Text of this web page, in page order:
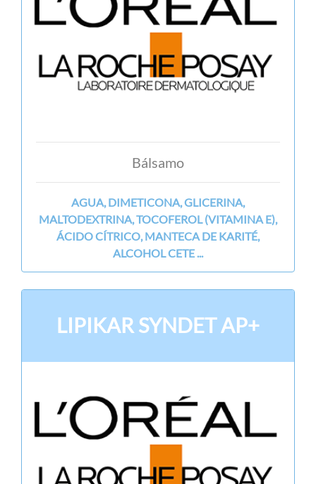
Bálsamo
AGUA, DIMETICONA, GLICERINA,
MALTODEXTRINA, TOCOFEROL (VITAMINA E),
ÁCIDO CÍTRICO, MANTECA DE KARITÉ,
ALCOHOL CETE ...
LIPIKAR SYNDET AP+